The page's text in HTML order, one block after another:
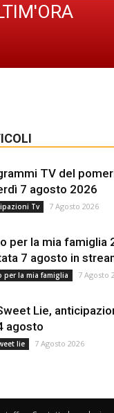
TV del
7 agosto 2026
Tv 7 Agosto 2026
per la mia famiglia
7 agosto in
per la mia famiglia 7 Agosto
Lie,
agosto
lie 7 Agosto 2026